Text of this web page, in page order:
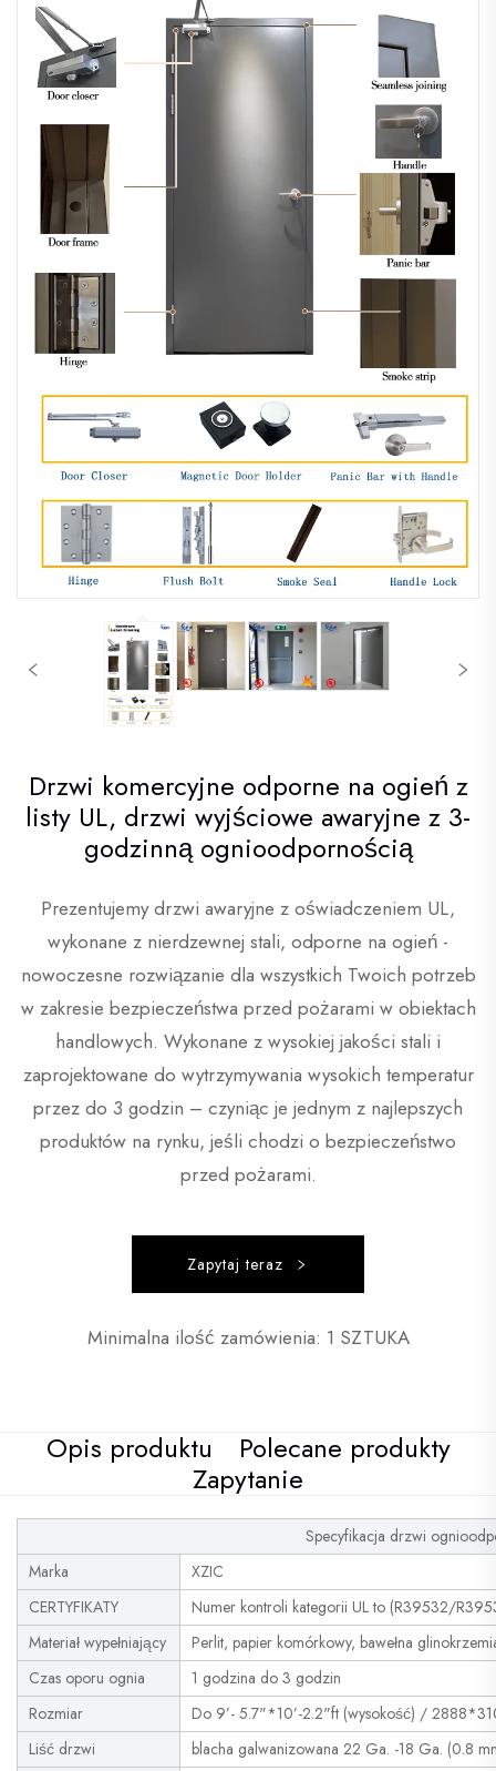
Drzwi komercyjne odporne na ogień z
listy UL, drzwi wyjściowe awaryjne z 3-
godzinną ognioodpornością
Prezentujemy drzwi awaryjne z oświadczeniem UL,
wykonane z nierdzewnej stali, odporne na ogień -
nowoczesne rozwiązanie dla wszystkich Twoich potrzeb
w zakresie bezpieczeństwa przed pożarami w obiektach
handlowych. Wykonane z wysokiej jakości stali i
zaprojektowane do wytrzymywania wysokich temperatur
przez do 3 godzin – czyniąc je jednym z najlepszych
produktów na rynku, jeśli chodzi o bezpieczeństwo
przed pożarami.
Zapytaj teraz
Minimalna ilość zamówienia: 1 SZTUKA
Opis produktu
Polecane produkty
Zapytanie
Specyfikacja drzwi
Marka
XZIC
CERTYFIKATY
Numer kontroli kategorii UL to (R39532/
Materiał wypełniający
Perlit, papier komórkowy, bawełna
Czas oporu ognia
1 godzina do 3 godzin
Rozmiar
Do 9’- 5.7"*10’-2.2"ft (wysokość) /
Liść drzwi
blacha galwanizowana 22 Ga. -18 Ga. (0.8